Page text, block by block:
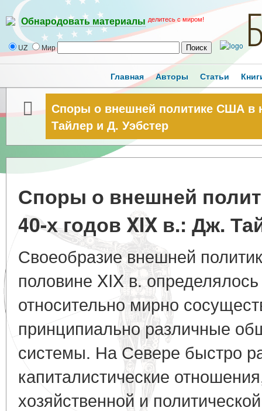
Обнародовать материалы делитесь с миром!
UZ Мир
Главная Авторы Статьи
Споры о внешней политике США в
Тайлер и Д. Уэбстер
Споры о внешней
40-х годов XIX в.: Дж.
Своеобразие внешней
половине XIX в.
относительно мирно
принципиально различные
системы. На Севере быстро
капиталистические
хозяйственной и